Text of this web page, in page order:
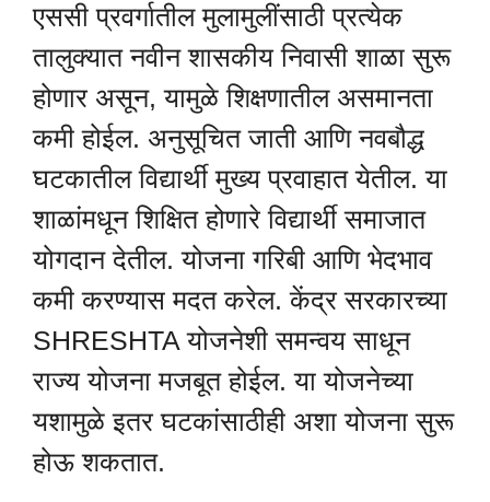
एससी प्रवर्गातील मुलामुलींसाठी प्रत्येक
तालुक्यात नवीन शासकीय निवासी शाळा सुरू
होणार असून, यामुळे शिक्षणातील असमानता
कमी होईल. अनुसूचित जाती आणि नवबौद्ध
घटकातील विद्यार्थी मुख्य प्रवाहात येतील. या
शाळांमधून शिक्षित होणारे विद्यार्थी समाजात
योगदान देतील. योजना गरिबी आणि भेदभाव
कमी करण्यास मदत करेल. केंद्र सरकारच्या
SHRESHTA योजनेशी समन्वय साधून
राज्य योजना मजबूत होईल. या योजनेच्या
यशामुळे इतर घटकांसाठीही अशा योजना सुरू
होऊ शकतात.